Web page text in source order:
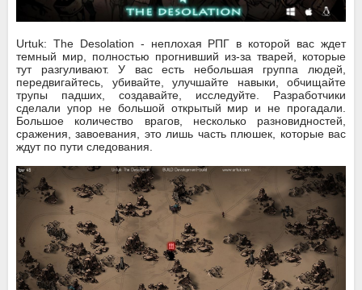
Urtuk: The Desolation - неплохая РПГ в которой вас ждет
темный мир, полностью прогнивший из-за тварей, которые
тут разгуливают. У вас есть небольшая группа людей,
передвигайтесь, убивайте, улучшайте навыки, обчищайте
трупы падших, создавайте, исследуйте. Разработчики
сделали упор не большой открытый мир и не прогадали.
Большое количество врагов, несколько разновидностей,
сражения, завоевания, это лишь часть плюшек, которые вас
ждут по пути следования.